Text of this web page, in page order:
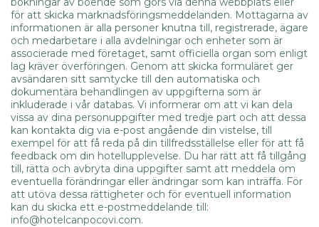
för att skicka marknadsföringsmeddelanden. Mottagarna av
informationen är alla personer knutna till, registrerade, ägare
och medarbetare i alla avdelningar och enheter som är
associerade med företaget, samt officiella organ som enligt
lag kräver överföringen. Genom att skicka formuläret ger
avsändaren sitt samtycke till den automatiska och
dokumentära behandlingen av uppgifterna som är
inkluderade i vår databas. Vi informerar om att vi kan dela
vissa av dina personuppgifter med tredje part och att dessa
kan kontakta dig via e-post angående din vistelse, till
exempel för att få reda på din tillfredsställelse eller för att få
feedback om din hotellupplevelse. Du har rätt att få tillgång
till, rätta och avbryta dina uppgifter samt att meddela om
eventuella förändringar eller ändringar som kan inträffa. För
att utöva dessa rättigheter och för eventuell information
kan du skicka ett e-postmeddelande till:
info@hotelcanpocovi.com.